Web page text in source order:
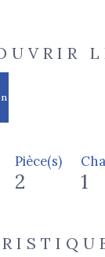
Pièce(s)
2 1